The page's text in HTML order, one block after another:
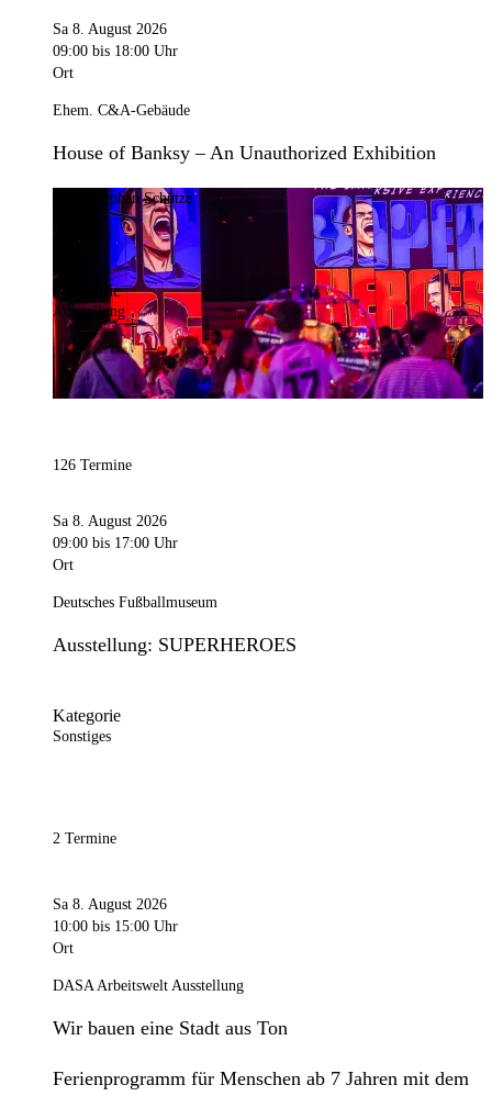
Sa 8. August 2026
09:00 bis 18:00 Uhr
Ort
Ehem. C&A-Gebäude
House of Banksy – An Unauthorized Exhibition
Stephan Schütze
Kategorie
Ausstellung
126 Termine
Sa 8. August 2026
09:00 bis 17:00 Uhr
Ort
Deutsches Fußballmuseum
Ausstellung: SUPERHEROES
Kategorie
Sonstiges
2 Termine
Sa 8. August 2026
10:00 bis 15:00 Uhr
Ort
DASA Arbeitswelt Ausstellung
Wir bauen eine Stadt aus Ton
Ferienprogramm für Menschen ab 7 Jahren mit dem